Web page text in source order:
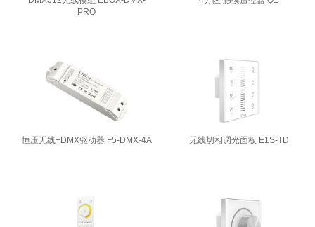
PRO
恒压无线+DMX驱动器 F5-DMX-4A 无线切相调光面板 E1S-TD